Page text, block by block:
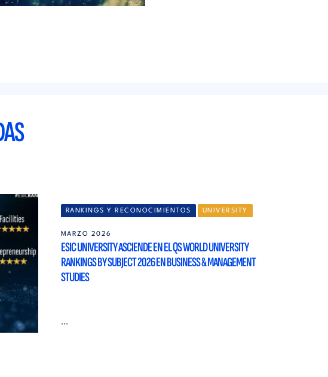
RANKINGS Y RECONOCIMIENTOS UNIVERSITY
MARZO 2026
ESIC UNIVERSITY ASCIENDE EN EL QS WORLD UNIVERSITY
RANKINGS BY SUBJECT 2026 EN BUSINESS & MANAGEMENT
STUDIES
...